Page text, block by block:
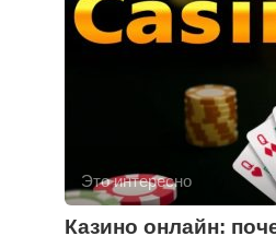
Это интересно
Казино онлайн: